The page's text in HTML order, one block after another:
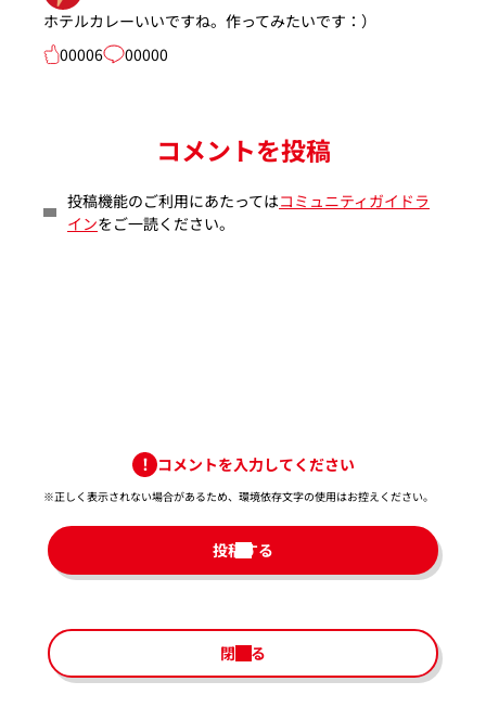
ホテルカレーいいですね。作ってみたいです：）
00006
00000
コメントを投稿
投稿機能のご利用にあたってはコミュニティガイドラ
インをご一読ください。
コメントを入力してください
※正しく表示されない場合があるため、環境依存文字の使用はお控えください。​
投稿する
閉じる